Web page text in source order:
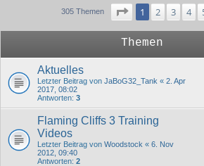
305 Themen Seite von
1 2 3 4
Themen
Aktuelles
Letzter Beitrag von JaBoG32_Tank « 2. Apr
2017, 08:02
Antworten: 3
Flaming Cliffs 3 Training
Videos
Letzter Beitrag von Woodstock « 6. Nov
2012, 09:40
Antworten: 2